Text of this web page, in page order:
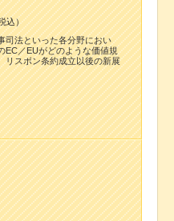
込）
司法といった各分野におい
EC／EUがどのような価値規
リスボン条約成立以後の新展